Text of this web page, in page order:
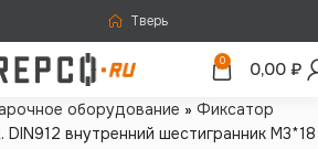
Тверь
0 0,00 ₽
оборудование » Фиксатор
DIN912 внутренний шестигранник М3*18